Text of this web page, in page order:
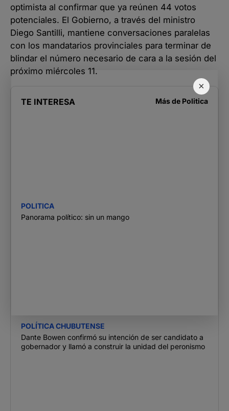
×
optimista al confirmar que ya reúnen 44 votos
potenciales. El Gobierno, a través del ministro
Diego Santilli, mantiene conversaciones paralelas
con los mandatarios provinciales para terminar de
blindar el número necesario de cara a la sesión del
próximo miércoles 11.
TE INTERESA Más de Politica
POLITICA
Panorama político: sin un mango
POLÍTICA CHUBUTENSE
Dante Bowen confirmó su intención de ser candidato a
gobernador y llamó a construir la unidad del peronismo